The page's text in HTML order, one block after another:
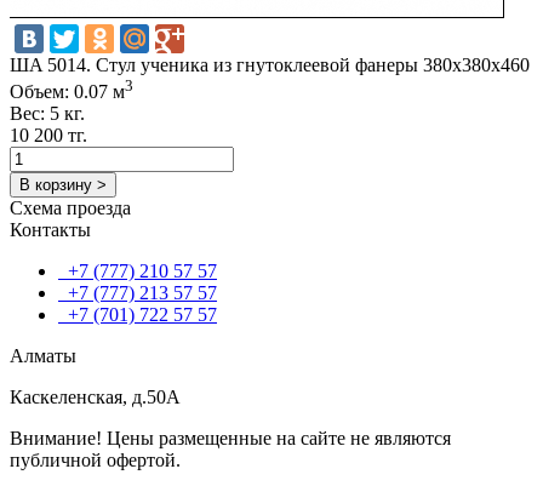
ШA 5014. Стул ученика из гнутоклеевой фанеры 380х380х460
Объем: 0.07 м3
Вес: 5 кг.
10 200 тг.
В корзину >
Схема проезда
Контакты
+7 (777) 210 57 57
+7 (777) 213 57 57
+7 (701) 722 57 57
Алматы
Каскеленская, д.50А
Внимание! Цены размещенные на сайте не являются
публичной офертой.